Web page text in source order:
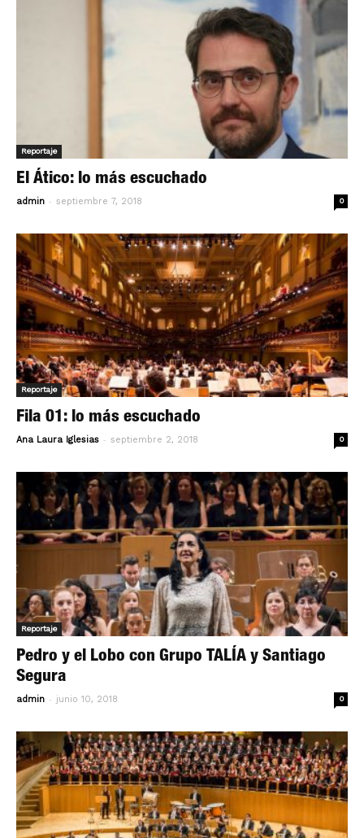
Reportaje
El Ático: lo más escuchado
admin - septiembre 7, 2018 0
Reportaje
Fila 01: lo más escuchado
Ana Laura Iglesias - septiembre 2, 2018 0
Reportaje
Pedro y el Lobo con Grupo TALÍA y Santiago
Segura
admin - junio 10, 2018 0